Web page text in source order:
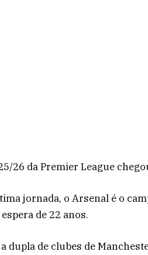
26 da Premier League
jornada, o Arsenal é o
de 22 anos.
dupla de clubes de